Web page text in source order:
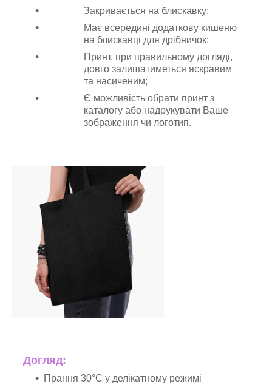
Закривається на блискавку;
Має всередині додаткову кишеню
на блискавці для дрібничок;
Принт, при правильному догляді,
довго залишатиметься яскравим
та насиченим;
Є можливість обрати принт з
каталогу або надрукувати Ваше
зображення чи логотип.
Догляд:
Прання 30°C у делікатному режимі